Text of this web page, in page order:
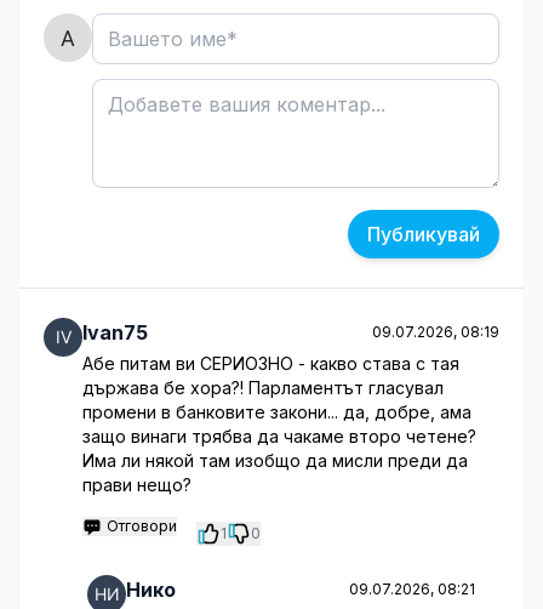
Публикувай
Ivan75 09.07.2026, 08:19
Абе питам ви СЕРИОЗНО - какво става с тая
държава бе хора?! Парламентът гласувал
промени в банковите закони... да, добре, ама
защо винаги трябва да чакаме второ четене?
Има ли някой там изобщо да мисли преди да
прави нещо?
Отговори 1 0
Нико 09.07.2026, 08:21